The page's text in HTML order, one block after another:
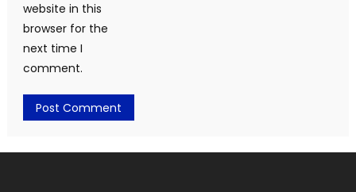
website in this
browser for the
next time I
comment.